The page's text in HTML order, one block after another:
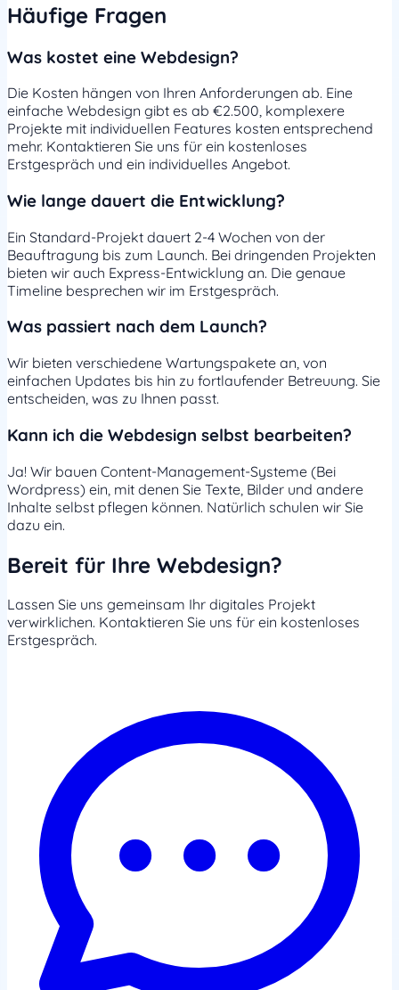
Häufige Fragen
Was kostet eine Webdesign?
Die Kosten hängen von Ihren Anforderungen ab. Eine
einfache Webdesign gibt es ab €2.500, komplexere
Projekte mit individuellen Features kosten entsprechend
mehr. Kontaktieren Sie uns für ein kostenloses
Erstgespräch und ein individuelles Angebot.
Wie lange dauert die Entwicklung?
Ein Standard-Projekt dauert 2-4 Wochen von der
Beauftragung bis zum Launch. Bei dringenden Projekten
bieten wir auch Express-Entwicklung an. Die genaue
Timeline besprechen wir im Erstgespräch.
Was passiert nach dem Launch?
Wir bieten verschiedene Wartungspakete an, von
einfachen Updates bis hin zu fortlaufender Betreuung. Sie
entscheiden, was zu Ihnen passt.
Kann ich die Webdesign selbst bearbeiten?
Ja! Wir bauen Content-Management-Systeme (Bei
Wordpress) ein, mit denen Sie Texte, Bilder und andere
Inhalte selbst pflegen können. Natürlich schulen wir Sie
dazu ein.
Bereit für Ihre Webdesign?
Lassen Sie uns gemeinsam Ihr digitales Projekt
verwirklichen. Kontaktieren Sie uns für ein kostenloses
Erstgespräch.